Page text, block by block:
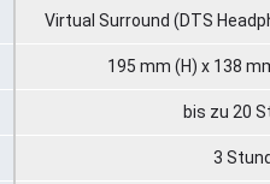
Virtual Surround (DTS
195 mm (H) x 138
bis zu 20
3